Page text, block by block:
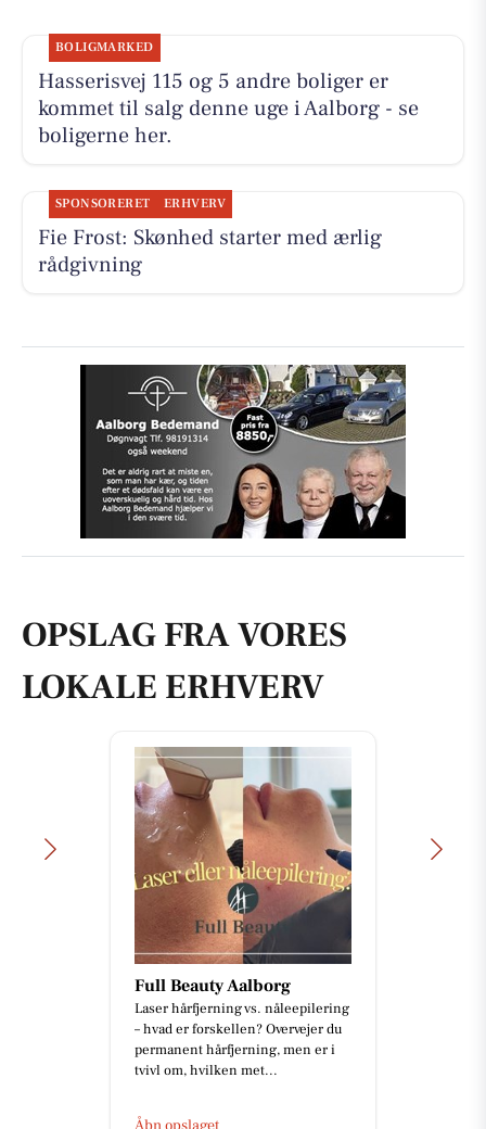
BOLIGMARKED
Hasserisvej 115 og 5 andre boliger er
kommet til salg denne uge i Aalborg - se
boligerne her.
SPONSORERET ERHVERV
Fie Frost: Skønhed starter med ærlig
rådgivning
OPSLAG FRA VORES
LOKALE ERHVERV
Full Beauty Aalborg
Laser hårfjerning vs. nåleepilering
– hvad er forskellen? Overvejer du
permanent hårfjerning, men er i
tvivl om, hvilken met...